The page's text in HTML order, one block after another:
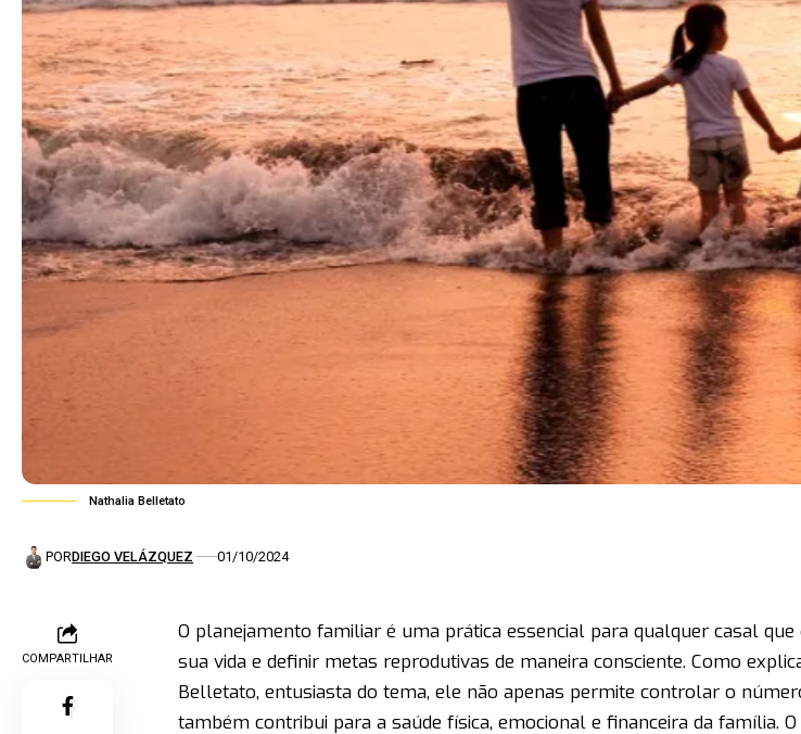
Nathalia Belletato
PORDIEGO VELÁZQUEZ 01/10/2024
COMPARTILHAR
O planejamento familiar é uma prática essencial para qualquer casal que
sua vida e definir metas reprodutivas de maneira consciente. Como
Belletato, entusiasta do tema, ele não apenas permite controlar o
também contribui para a saúde física, emocional e financeira da família.